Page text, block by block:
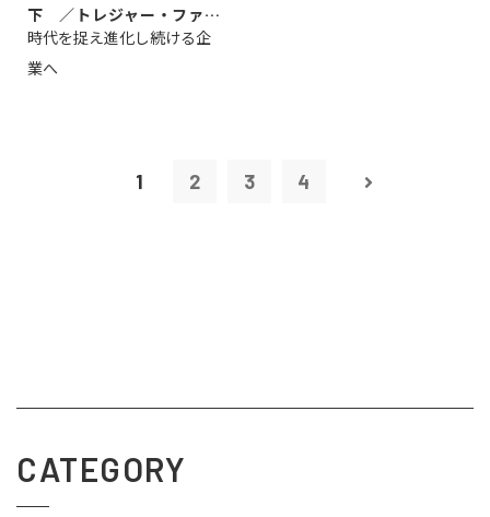
下 ／トレジャー・ファク
トリー社長野坂...
時代を捉え進化し続ける企
業へ
1 2 3 4
CATEGORY